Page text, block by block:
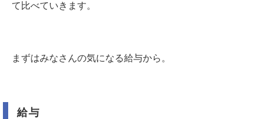
て比べていきます。
まずはみなさんの気になる給与から。
給与